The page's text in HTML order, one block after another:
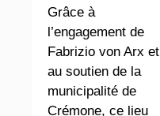
Grâce à
l’engagement de
Fabrizio von Arx et
au soutien de la
municipalité de
Crémone, ce lieu